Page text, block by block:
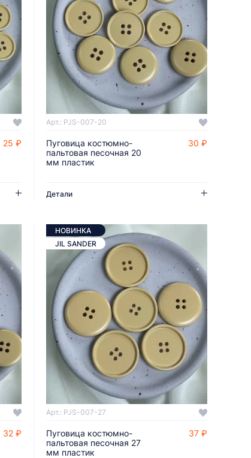
25 ₽
ДОБАВИТЬ В КОРЗИНУ
Арт.: PJS-007-20
Пуговица костюмно-
пальтовая песочная 20
мм пластик
30 ₽
Детали
32 ₽
ДОБАВИТЬ В КОРЗИНУ
НОВИНКА
JIL SANDER
Арт.: PJS-007-27
Пуговица костюмно-
пальтовая песочная 27
мм пластик
37 ₽